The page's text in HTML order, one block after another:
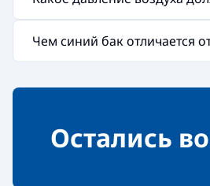
Чем синий бак отличается
Остались